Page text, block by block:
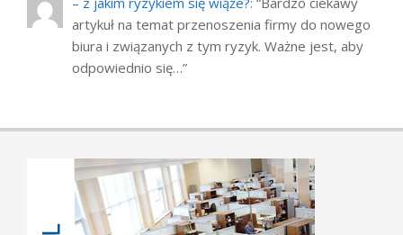
artykuł na temat przenoszenia firmy do nowego
biura i związanych z tym ryzyk. Ważne jest, aby
odpowiednio się…”